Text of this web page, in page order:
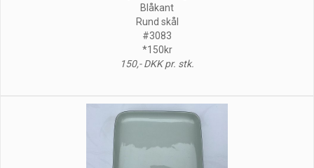
Blåkant
Rund skål
#3083
*150kr
150,- DKK pr. stk.